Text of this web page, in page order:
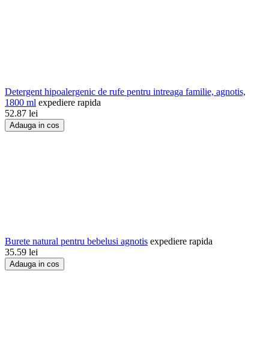
Detergent hipoalergenic de rufe pentru intreaga familie, agnotis,
1800 ml expediere rapida
52.87 lei
Adauga in cos
Burete natural pentru bebelusi agnotis expediere rapida
35.59 lei
Adauga in cos